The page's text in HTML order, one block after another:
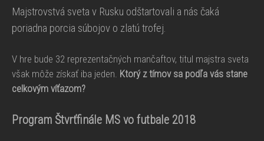
Maj­strovstvá sveta v Rusku odštartovali a nás čaká
poriadna porcia súbojov o zlatú trofej.
V hre bude 32 reprezentačných mančaftov, titul majstra sveta
však môže získať iba jeden. Ktorý z tímov sa podľa vás stane
celkovým víťazom?
Program Štvrťfinále MS vo futbale 2018